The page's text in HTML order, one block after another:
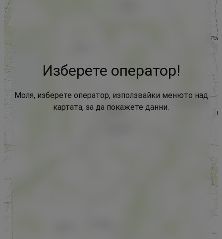
Изберете оператор!
Моля, изберете оператор, използвайки менюто над
картата, за да покажете данни.